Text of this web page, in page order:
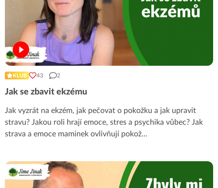
KLUB 43 2
Jak se zbavit ekzému
Jak vyzrát na ekzém, jak pečovat o pokožku a jak upravit
stravu? Jakou roli hrají emoce, stres a psychika vůbec? Jak
strava a emoce maminek ovlivňují pokož...